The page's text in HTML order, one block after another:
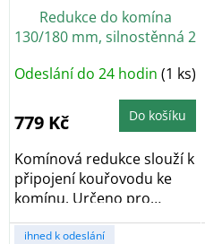
Redukce do komína
130/180 mm, silnostěnná 2
Odeslání do 24 hodin (1 ks)
779 Kč Do košíku
Komínová redukce slouží k
připojení kouřovodu ke
komínu. Určeno pro
nasazení na...
ihned k odeslání